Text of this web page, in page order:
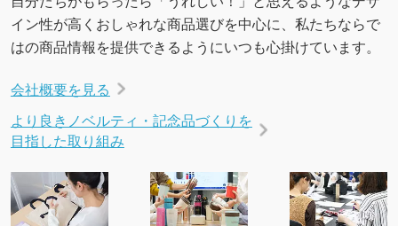
イン性が高くおしゃれな商品選びを中心に、私たちならで
はの商品情報を提供できるようにいつも心掛けています。
会社概要を見る
より良きノベルティ・記念品づくりを
目指した取り組み